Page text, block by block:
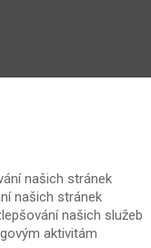
našich stránek
našich stránek
našich služeb
aktivitám